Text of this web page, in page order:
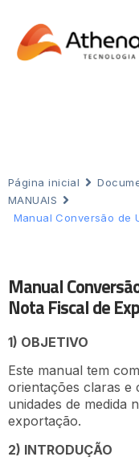
Página inicial
MANUAIS
Manual Conversão de
Manual
Nota Fiscal de
1) OBJETIVO
Este manual tem
orientações claras e
unidades de medida
exportação.
2) INTRODUÇÃO